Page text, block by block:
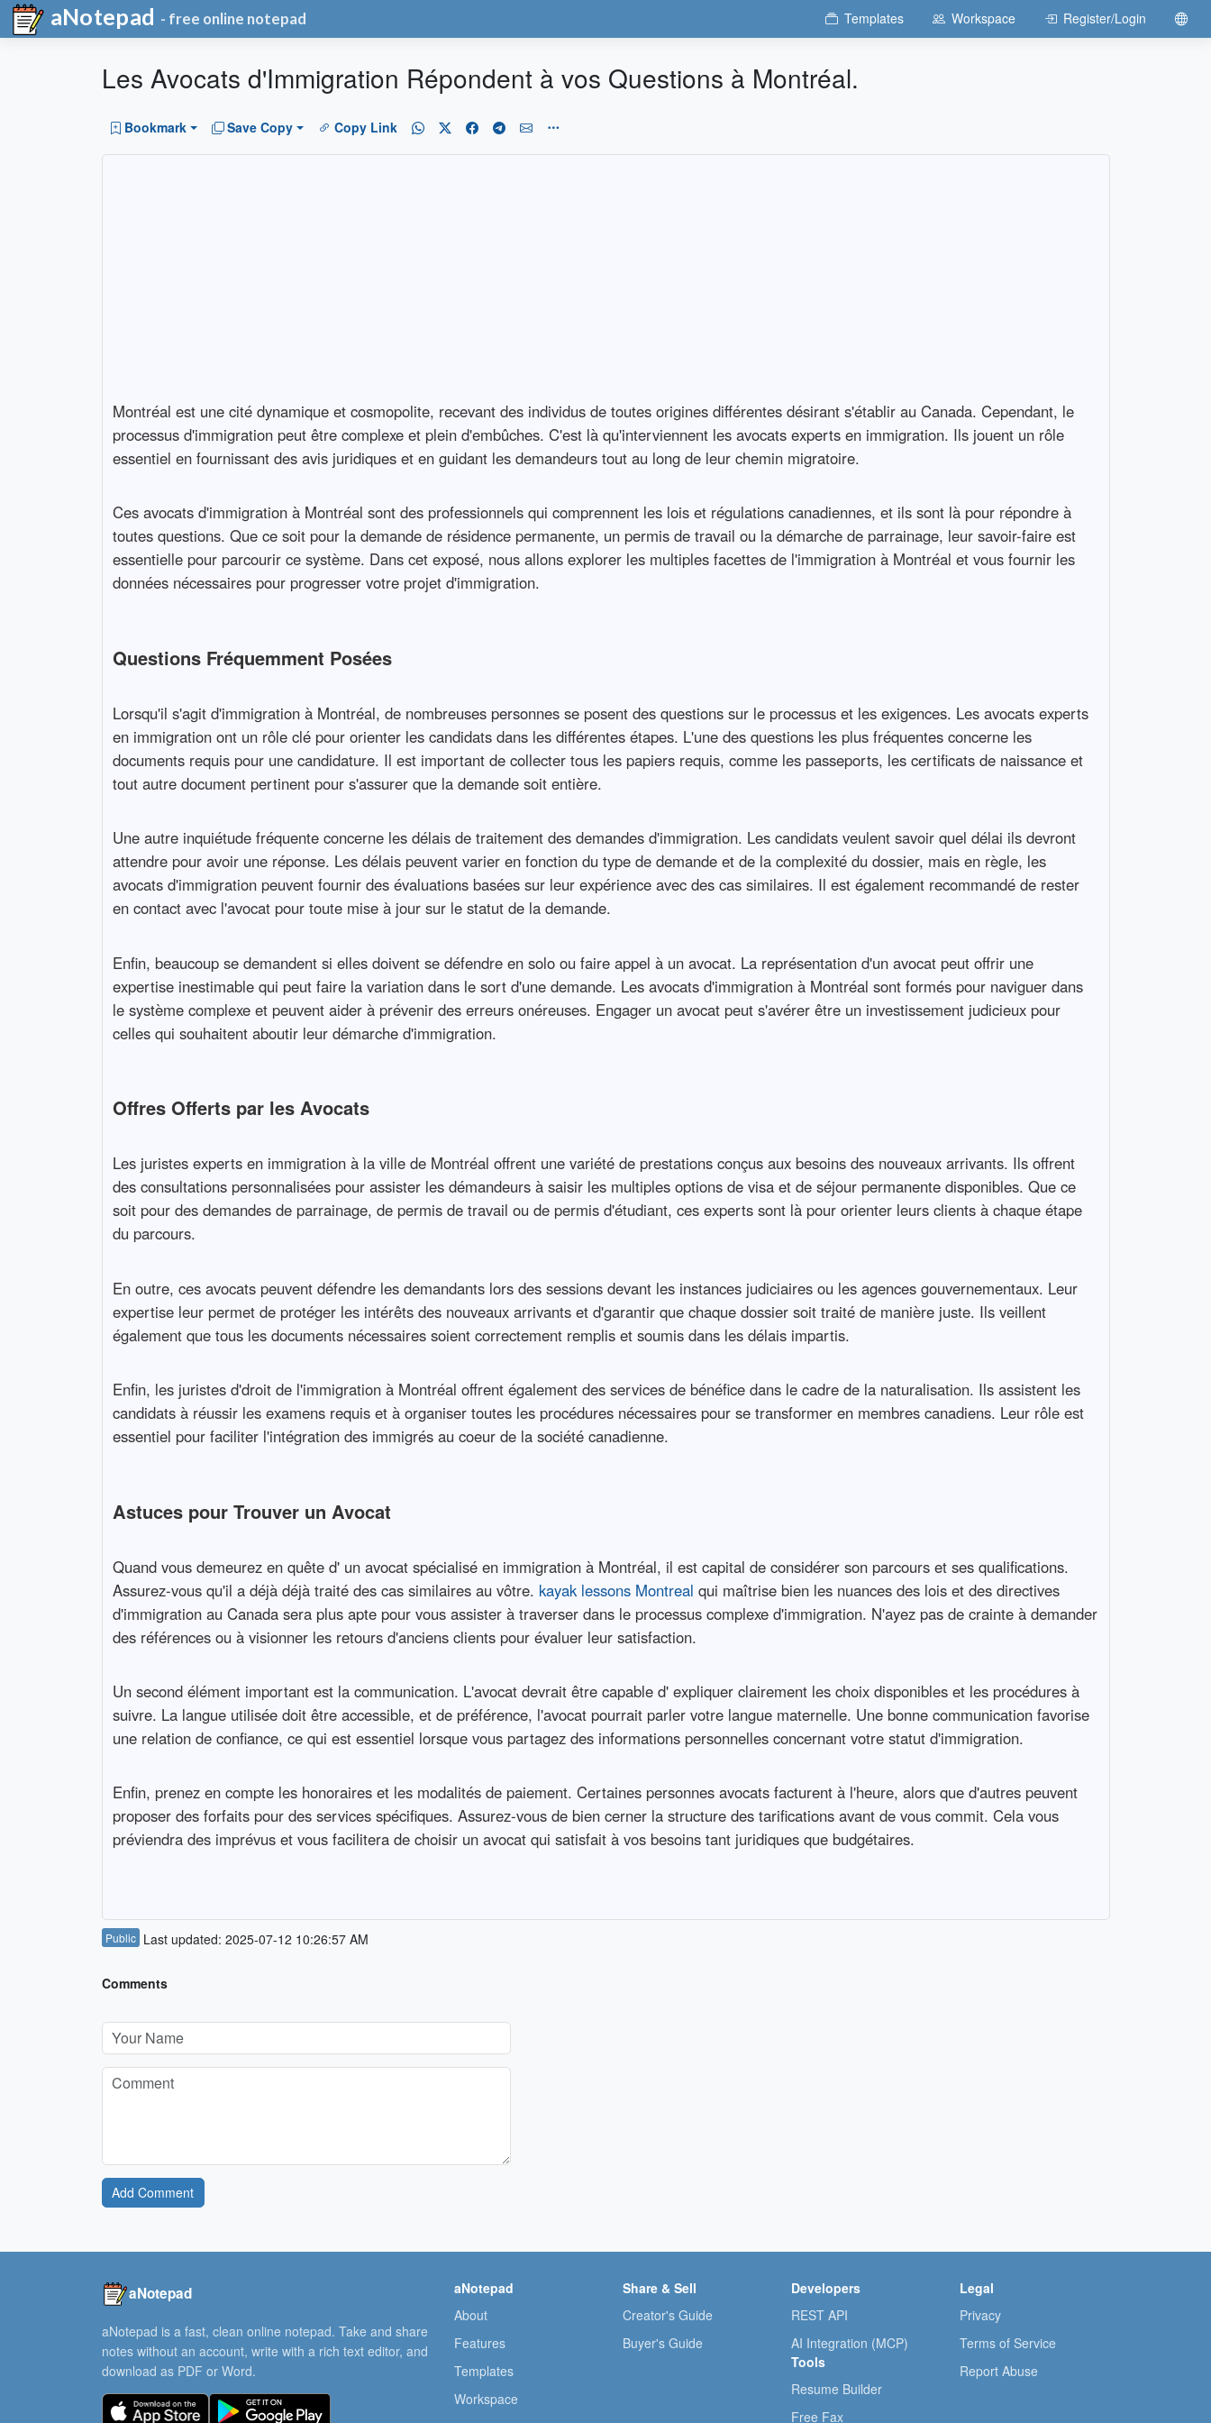
aNotepad - free online notepad Templates Workspace Register/Login
Les Avocats d'Immigration Répondent à vos Questions à Montréal.
Bookmark Save Copy Copy Link
Montréal est une cité dynamique et cosmopolite, recevant des individus de toutes origines différentes désirant s'établir au Canada. Cependant, le
processus d'immigration peut être complexe et plein d'embûches. C'est là qu'interviennent les avocats experts en immigration. Ils jouent un rôle
essentiel en fournissant des avis juridiques et en guidant les demandeurs tout au long de leur chemin migratoire.
Ces avocats d'immigration à Montréal sont des professionnels qui comprennent les lois et régulations canadiennes, et ils sont là pour répondre à
toutes questions. Que ce soit pour la demande de résidence permanente, un permis de travail ou la démarche de parrainage, leur savoir-faire est
essentielle pour parcourir ce système. Dans cet exposé, nous allons explorer les multiples facettes de l'immigration à Montréal et vous fournir les
données nécessaires pour progresser votre projet d'immigration.
Questions Fréquemment Posées
Lorsqu'il s'agit d'immigration à Montréal, de nombreuses personnes se posent des questions sur le processus et les exigences. Les avocats experts
en immigration ont un rôle clé pour orienter les candidats dans les différentes étapes. L'une des questions les plus fréquentes concerne les
documents requis pour une candidature. Il est important de collecter tous les papiers requis, comme les passeports, les certificats de naissance et
tout autre document pertinent pour s'assurer que la demande soit entière.
Une autre inquiétude fréquente concerne les délais de traitement des demandes d'immigration. Les candidats veulent savoir quel délai ils devront
attendre pour avoir une réponse. Les délais peuvent varier en fonction du type de demande et de la complexité du dossier, mais en règle, les
avocats d'immigration peuvent fournir des évaluations basées sur leur expérience avec des cas similaires. Il est également recommandé de rester
en contact avec l'avocat pour toute mise à jour sur le statut de la demande.
Enfin, beaucoup se demandent si elles doivent se défendre en solo ou faire appel à un avocat. La représentation d'un avocat peut offrir une
expertise inestimable qui peut faire la variation dans le sort d'une demande. Les avocats d'immigration à Montréal sont formés pour naviguer dans
le système complexe et peuvent aider à prévenir des erreurs onéreuses. Engager un avocat peut s'avérer être un investissement judicieux pour
celles qui souhaitent aboutir leur démarche d'immigration.
Offres Offerts par les Avocats
Les juristes experts en immigration à la ville de Montréal offrent une variété de prestations conçus aux besoins des nouveaux arrivants. Ils offrent
des consultations personnalisées pour assister les démandeurs à saisir les multiples options de visa et de séjour permanente disponibles. Que ce
soit pour des demandes de parrainage, de permis de travail ou de permis d'étudiant, ces experts sont là pour orienter leurs clients à chaque étape
du parcours.
En outre, ces avocats peuvent défendre les demandants lors des sessions devant les instances judiciaires ou les agences gouvernementaux. Leur
expertise leur permet de protéger les intérêts des nouveaux arrivants et d'garantir que chaque dossier soit traité de manière juste. Ils veillent
également que tous les documents nécessaires soient correctement remplis et soumis dans les délais impartis.
Enfin, les juristes d'droit de l'immigration à Montréal offrent également des services de bénéfice dans le cadre de la naturalisation. Ils assistent les
candidats à réussir les examens requis et à organiser toutes les procédures nécessaires pour se transformer en membres canadiens. Leur rôle est
essentiel pour faciliter l'intégration des immigrés au coeur de la société canadienne.
Astuces pour Trouver un Avocat
Quand vous demeurez en quête d' un avocat spécialisé en immigration à Montréal, il est capital de considérer son parcours et ses qualifications.
Assurez-vous qu'il a déjà déjà traité des cas similaires au vôtre. kayak lessons Montreal qui maîtrise bien les nuances des lois et des directives
d'immigration au Canada sera plus apte pour vous assister à traverser dans le processus complexe d'immigration. N'ayez pas de crainte à demander
des références ou à visionner les retours d'anciens clients pour évaluer leur satisfaction.
Un second élément important est la communication. L'avocat devrait être capable d' expliquer clairement les choix disponibles et les procédures à
suivre. La langue utilisée doit être accessible, et de préférence, l'avocat pourrait parler votre langue maternelle. Une bonne communication favorise
une relation de confiance, ce qui est essentiel lorsque vous partagez des informations personnelles concernant votre statut d'immigration.
Enfin, prenez en compte les honoraires et les modalités de paiement. Certaines personnes avocats facturent à l'heure, alors que d'autres peuvent
proposer des forfaits pour des services spécifiques. Assurez-vous de bien cerner la structure des tarifications avant de vous commit. Cela vous
préviendra des imprévus et vous facilitera de choisir un avocat qui satisfait à vos besoins tant juridiques que budgétaires.
Public Last updated: 2025-07-12 10:26:57 AM
Comments
Add Comment
aNotepad
aNotepad is a fast, clean online notepad. Take and share
notes without an account, write with a rich text editor, and
download as PDF or Word.
aNotepad
About
Features
Templates
Workspace
Share & Sell
Creator's Guide
Buyer's Guide
Developers
REST API
AI Integration (MCP)
Tools
Resume Builder
Free Fax
Legal
Privacy
Terms of Service
Report Abuse